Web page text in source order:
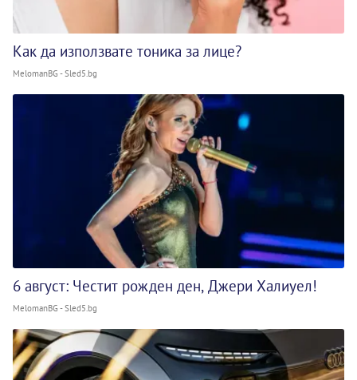
Как да използвате тоника за лице?
MelomanBG - Sled5.bg
6 август: Честит рожден ден, Джери Халиуел!
MelomanBG - Sled5.bg